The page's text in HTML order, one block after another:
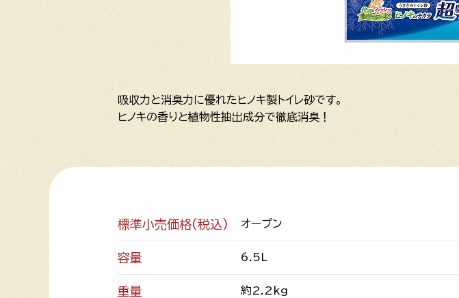
吸収力と消臭力に優れたヒノキ製トイレ砂です。
ヒノキの香りと植物性抽出成分で徹底消臭！
標準小売価格(税込) オープン
容量 6.5L
重量 約2.2kg